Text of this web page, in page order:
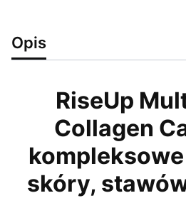
Opis
RiseUp
Collagen
skóry,